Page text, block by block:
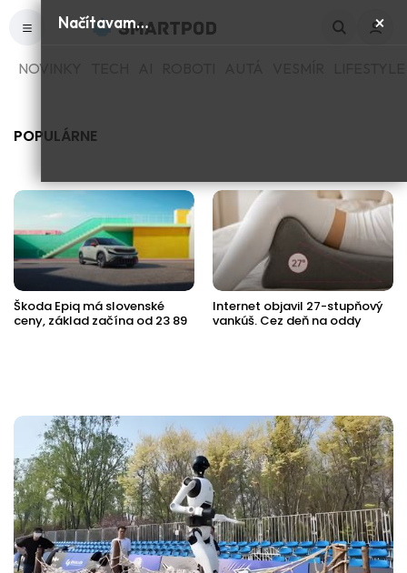
Načítavam… ×
NOVINKY
POPULÁRNE
Škoda Epiq má slovenské
ceny, základ začína od 23 89
Internet objavil 27-stupňový
vankúš. Cez deň na oddy